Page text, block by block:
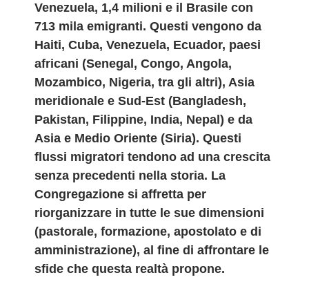
Venezuela, 1,4 milioni e il Brasile con
713 mila emigranti. Questi vengono da
Haiti, Cuba, Venezuela, Ecuador, paesi
africani (Senegal, Congo, Angola,
Mozambico, Nigeria, tra gli altri), Asia
meridionale e Sud-Est (Bangladesh,
Pakistan, Filippine, India, Nepal) e da
Asia e Medio Oriente (Siria).​ Questi
flussi migratori tendono ad una crescita
senza precedenti nella storia. La
Congregazione si affretta per
riorganizzare in tutte le sue dimensioni
(pastorale, formazione, apostolato e di
amministrazione), al fine di affrontare le
sfide che questa realtà propone.